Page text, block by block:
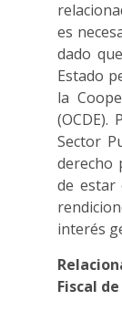
es
dado
Estado
la
Sector
derecho
de estar
interés
Fiscal